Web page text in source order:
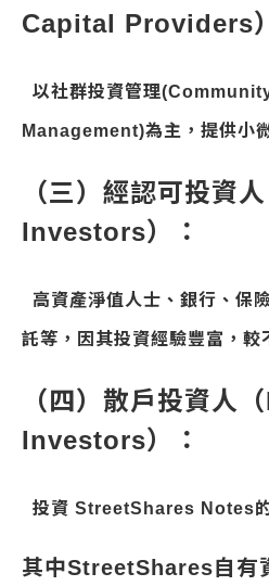
Capital Providers
以社群投資管理
Management)為主，提供小
（三）經認可投資
Investors）：
高資產淨值人士、銀行、保
託等，因其投資經驗豐富，較
（四）散戶投資人
Investors）：
投資 StreetShares Notes的
其中StreetShares自有